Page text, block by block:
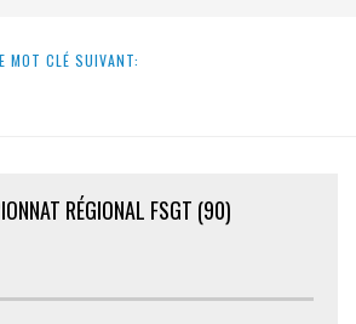
MOT CLÉ SUIVANT:
RÉGIONAL FSGT (90)